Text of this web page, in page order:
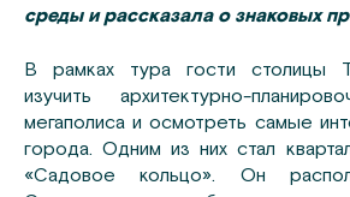
среды и рассказала о знаковых
В рамках тура гости столицы
изучить архитектурно-
мегаполиса и осмотреть самые
города. Одним из них стал
«Садовое кольцо». Он